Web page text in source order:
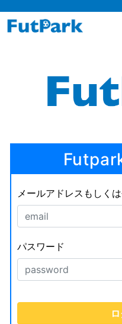
メールアドレスもしく
パスワード